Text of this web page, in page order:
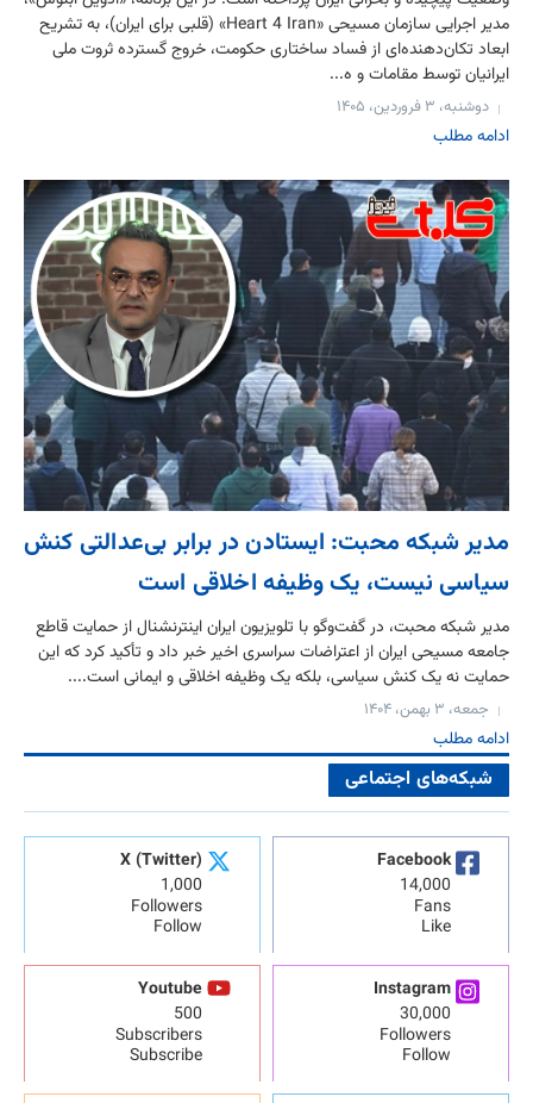
مدیر اجرایی سازمان مسیحی «Heart 4 Iran» (قلبی برای ایران)، به تشریح
ابعاد تکان‌دهنده‌ای از فساد ساختاری حکومت، خروج گسترده ثروت ملی
ایرانیان توسط مقامات و ه...
دوشنبه، ۳ فروردین، ۱۴۰۵
ادامه مطلب
مدیر شبکه محبت: ایستادن در برابر بی‌عدالتی کنش
سیاسی نیست، یک وظیفه اخلاقی است
مدیر شبکه محبت، در گفت‌وگو با تلویزیون ایران اینترنشنال از حمایت قاطع
جامعه مسیحی ایران از اعتراضات سراسری اخیر خبر داد و تأکید کرد که این
حمایت نه یک کنش سیاسی، بلکه یک وظیفه اخلاقی و ایمانی است....
جمعه، ۳ بهمن، ۱۴۰۴
ادامه مطلب
شبکه‌های اجتماعی
Facebook
14,000
Fans
Like
X (Twitter)
1,000
Followers
Follow
Instagram
30,000
Followers
Follow
Youtube
500
Subscribers
Subscribe